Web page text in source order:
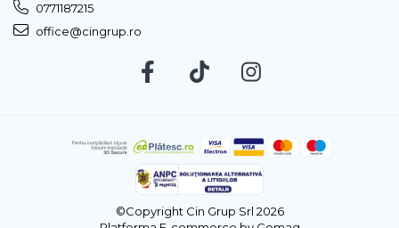
0771187215
office@cingrup.ro
©Copyright Cin Grup Srl 2026